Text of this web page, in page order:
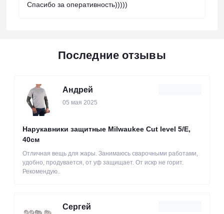
Спасибо за оперативность)))))
Последние отзывы
Андрей
05 мая 2025
Нарукавники защитные Milwaukee Cut level 5/Е,
40см
Отличная вещь для жары. Занимаюсь сварочными работами,
удобно, продувается, от уф защищает. От искр не горит.
Рекомендую..
Сергей